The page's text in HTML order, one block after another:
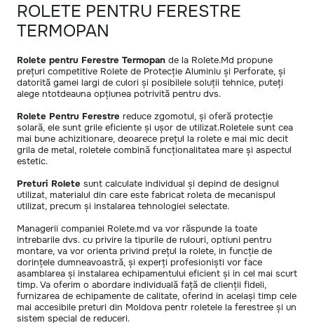
ROLETE PENTRU FERESTRE
TERMOPAN
Rolete pentru Ferestre Termopan de la Rolete.Md propune
prețuri competitive Rolete de Protecție Aluminiu și Perforate, și
datorită gamei largi de culori și posibilele soluții tehnice, puteți
alege ntotdeauna opțiunea potrivită pentru dvs.
Rolete Pentru Ferestre reduce zgomotul, și oferă protecție
solară, ele sunt grile eficiente și ușor de utilizat.Roletele sunt cea
mai bune achizitionare, deoarece prețul la rolete e mai mic decit
grila de metal, roletele combină funcționalitatea mare și aspectul
estetic.
Preturi Rolete sunt calculate individual și depind de designul
utilizat, materialul din care este fabricat roleta de mecanispul
utilizat, precum și instalarea tehnologiei selectate.
Managerii companiei Rolete.md va vor răspunde la toate
intrebarile dvs. cu privire la tipurile de rulouri, optiuni pentru
montare, va vor orienta privind prețul la rolete, in funcție de
dorințele dumneavoastră, și experți profesioniști vor face
asamblarea și instalarea echipamentului eficient și in cel mai scurt
timp. Va oferim o abordare individuală față de clienții fideli,
furnizarea de echipamente de calitate, oferind in același timp cele
mai accesibile preturi din Moldova pentr roletele la ferestree și un
sistem special de reduceri.